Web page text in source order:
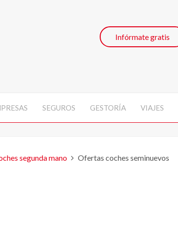
Infórmate gratis
SEGUROS GESTORÍA VIAJES
segunda mano Ofertas coches seminuevos